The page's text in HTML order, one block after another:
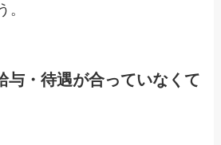
。
与・待遇が合っていなくて